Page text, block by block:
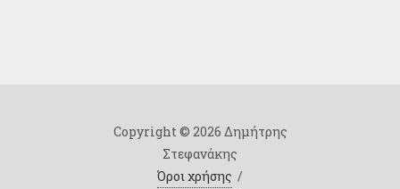
Copyright © 2026 Δημήτρης
Στεφανάκης
Όροι χρήσης /